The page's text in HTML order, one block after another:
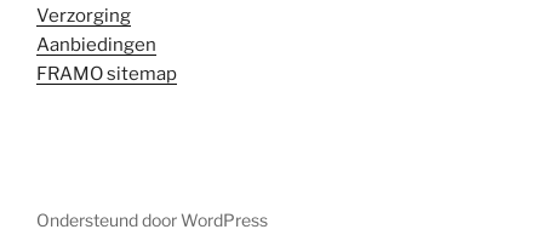
Verzorging
Aanbiedingen
FRAMO sitemap
Ondersteund door WordPress